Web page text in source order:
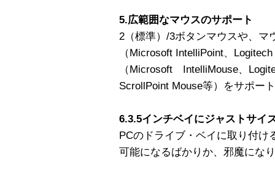
5.広範囲なマウスのサポート
2（標準）/3ボタンマウスや、マ
（Microsoft IntelliPoint、
（Microsoft IntelliMouse、
ScrollPoint Mouse等）をサポー
6.3.5インチベイにジャストサイ
PCのドライブ・ベイに取り付け
可能になるばかりか、邪魔にな